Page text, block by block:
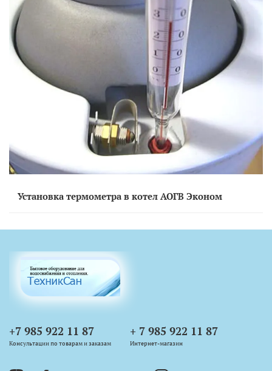
Установка термометра в котел АОГВ Эконом
+7 985 922 11 87
Консультации по товарам и заказам
+ 7 985 922 11 87
Интернет-магазин